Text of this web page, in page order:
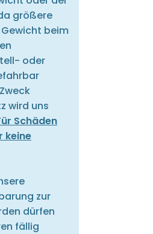
größere
beim
oder
wird uns
Schäden
keine
zur
dürfen
fällig